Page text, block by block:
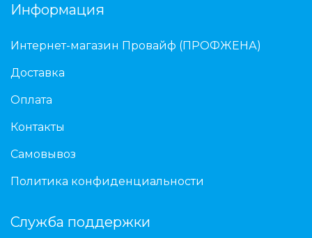
Информация
Интернет-магазин Провайф (ПРОФЖЕНА)
Доставка
Оплата
Контакты
Самовывоз
Политика конфиденциальности
Служба поддержки